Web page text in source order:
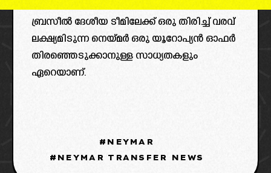
ബ്രസീൽ ദേശീയ ടീമിലേക്ക് ഒരു തിരിച്ച് വരവ്
ലക്ഷ്യമിടുന്ന നെയ്മർ ഒരു യൂറോപ്യൻ ഓഫർ
തിരഞ്ഞെടുക്കാനുള്ള സാധ്യതകളും
ഏറെയാണ്.
NEYMAR
NEYMAR TRANSFER NEWS